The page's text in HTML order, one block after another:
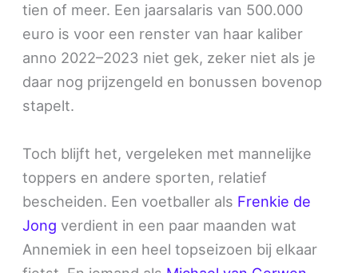
tien of meer. Een jaarsalaris van 500.000
euro is voor een renster van haar kaliber
anno 2022–2023 niet gek, zeker niet als je
daar nog prijzengeld en bonussen bovenop
stapelt.
Toch blijft het, vergeleken met mannelijke
toppers en andere sporten, relatief
bescheiden. Een voetballer als Frenkie de
Jong verdient in een paar maanden wat
Annemiek in een heel topseizoen bij elkaar